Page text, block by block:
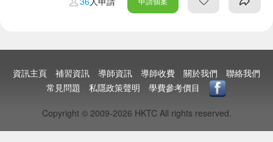
資訊主頁 補習資訊 導師資訊 導師收費 關於我們
聯絡我們
常見問題
私隱政策聲明 學費參考價目
Copyright © 2009-2026 HKTC All rights reserved.